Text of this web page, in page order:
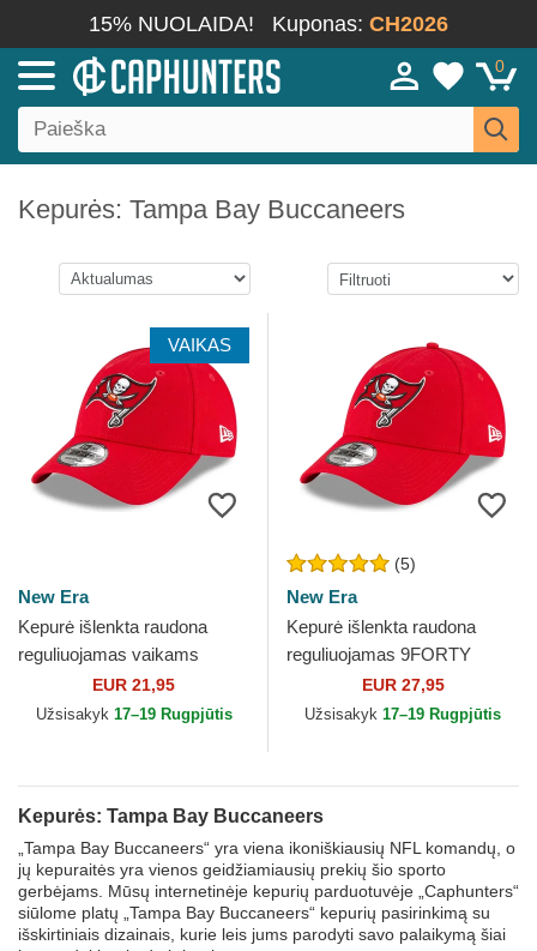
15% NUOLAIDA! Kuponas: CH2026
0
Kepurės: Tampa Bay Buccaneers
VAIKAS
New Era
Kepurė išlenkta raudona
reguliuojamas vaikams
9FORTY The League Tampa
Bay Buccaneers NFL New
EUR 21,95
Užsisakyk 17–19 Rugpjūtis
(5)
New Era
Kepurė išlenkta raudona
reguliuojamas 9FORTY
Tampa Bay Buccaneers NFL
New Era
EUR 27,95
Užsisakyk 17–19 Rugpjūtis
Kepurės: Tampa Bay Buccaneers
„Tampa Bay Buccaneers“ yra viena ikoniškiausių NFL komandų, o
jų kepuraitės yra vienos geidžiamiausių prekių šio sporto
gerbėjams. Mūsų internetinėje kepurių parduotuvėje „Caphunters“
siūlome platų „Tampa Bay Buccaneers“ kepurių pasirinkimą su
išskirtiniais dizainais, kurie leis jums parodyti savo palaikymą šiai